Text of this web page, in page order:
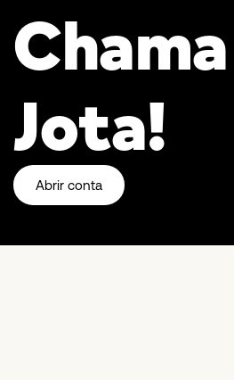
Jota!
Abrir conta